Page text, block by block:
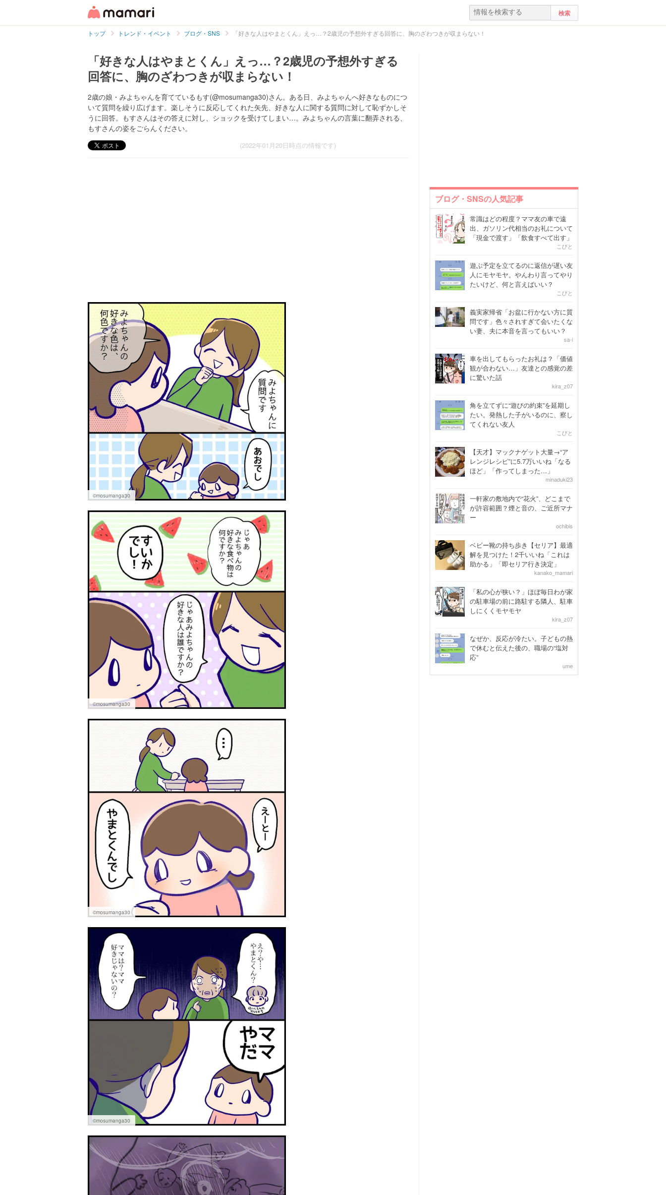
トップ トレンド・イベント ブログ・SNS 「好きな人はやまとくん」えっ…？2歳児の予想外すぎる回答に、胸のざわつきが収まらない！
「好きな人はやまとくん」えっ…？2歳児の予想外すぎる
回答に、胸のざわつきが収まらない！
2歳の娘・みよちゃんを育てているもす(@mosumanga30)さん。ある日、みよちゃんへ好きなものにつ
いて質問を繰り広げます。楽しそうに反応してくれた矢先、好きな人に関する質問に対して恥ずかしそ
うに回答。もすさんはその答えに対し、ショックを受けてしまい…。みよちゃんの言葉に翻弄される、
もすさんの姿をごらんください。
(2022年01月20日時点の情報です)
©mosumanga30
©mosumanga30
©mosumanga30
©mosumanga30
ブログ・SNSの人気記事
常識はどの程度？ママ友の車で遠
出、ガソリン代相当のお礼について
「現金で渡す」「飲食すべて出す」
こびと
遊ぶ予定を立てるのに返信が遅い友
人にモヤモヤ。やんわり言ってやり
たいけど、何と言えばいい？
こびと
義実家帰省「お盆に行かない方に質
問です」色々されすぎて会いたくな
い妻、夫に本音を言ってもいい？
sa-i
車を出してもらったお礼は？「価値
観が合わない…」友達との感覚の差
に驚いた話
kira_z07
角を立てずに“遊びの約束”を延期し
たい。発熱した子がいるのに、察し
てくれない友人
こびと
【天才】マックナゲット大量→“ア
レンジレシピ”に5.7万いいね「なる
ほど」「作ってしまった…」
minaduki23
一軒家の敷地内で“花火”、どこまで
が許容範囲？煙と音の、ご近所マナ
ー
ochibis
ベビー靴の持ち歩き【セリア】最適
解を見つけた！2千いいね「これは
助かる」「即セリア行き決定」
kanako_mamari
「私の心が狭い？」ほぼ毎日わが家
の駐車場の前に路駐する隣人、駐車
しにくくモヤモヤ
kira_z07
なぜか、反応が冷たい。子どもの熱
で休むと伝えた後の、職場の“塩対
応”
ume